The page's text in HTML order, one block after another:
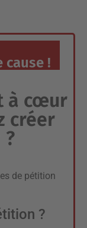
cause !
à cœur
créer
de pétition
?